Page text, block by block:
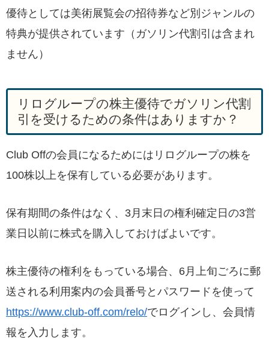
優待としては美術展覧会の招待券など別ジャンルの
特典が提供されています（ガソリン代割引は含まれ
ません）
リログループの株主優待でガソリン代割
引を受けるための条件はありますか？
Club Offの会員になるためにはリログループの株を
100株以上を保有している必要があります。
保有期間の条件はなく、3月末日の権利確定日の3営
業日以前に株式を購入しておけばよいです。
株主優待の権利をもっている場合、6月上旬ごろに郵
送される利用案内の会員番号とパスワードを使って
https://www.club-off.com/relo/でログインし、会員情
報を入力します。